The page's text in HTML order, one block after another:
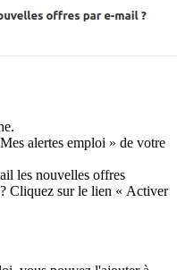
alertes emploi » de votre
les nouvelles offres
Cliquez sur le lien « Activer